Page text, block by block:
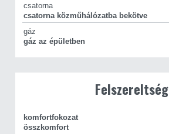
csatorna
csatorna közműhálózatba bekötve
gáz
gáz az épületben
Felszereltség
komfortfokozat
összkomfort